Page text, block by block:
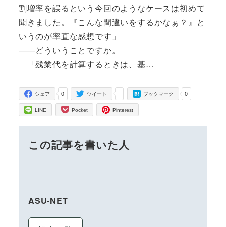
割増率を誤るという今回のようなケースは初めて
聞きました。『こんな間違いをするかなぁ？』と
いうのが率直な感想です」
――どういうことですか。
「残業代を計算するときは、基…
0
シェア -
ツイート 0
ブックマーク
LINE Pocket Pinterest
この記事を書いた人
ASU-NET